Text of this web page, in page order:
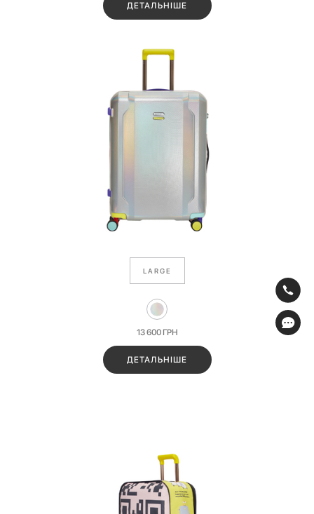
ДЕТАЛЬНІШЕ
LARGE
13 600 ГРН
ДЕТАЛЬНІШЕ